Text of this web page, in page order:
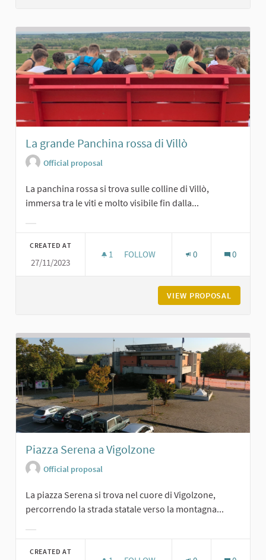
La grande Panchina rossa di Villò
Official proposal
La panchina rossa si trova sulle colline di Villò,
immersa tra le viti e molto visibile fin dalla...
CREATED AT
27/11/2023
1 1 FOLLOWER
FOLLOW 0 0
VIEW PROPOSAL
Piazza Serena a Vigolzone
Official proposal
La piazza Serena si trova nel cuore di Vigolzone,
percorrendo la strada statale verso la montagna...
CREATED AT